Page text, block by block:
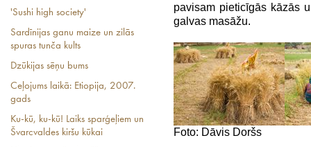
'Sushi high society'
Sardīnijas ganu maize un zilās
spuras tunča kults
Dzūkijas sēņu bums
Ceļojums laikā: Etiopija, 2007.
gads
Ku-kū, ku-kū! Laiks sparģeļiem un
Švarcvaldes kiršu kūkai
pavisam pieticīgās kāzās
galvas masāžu.
Foto: Dāvis Doršs